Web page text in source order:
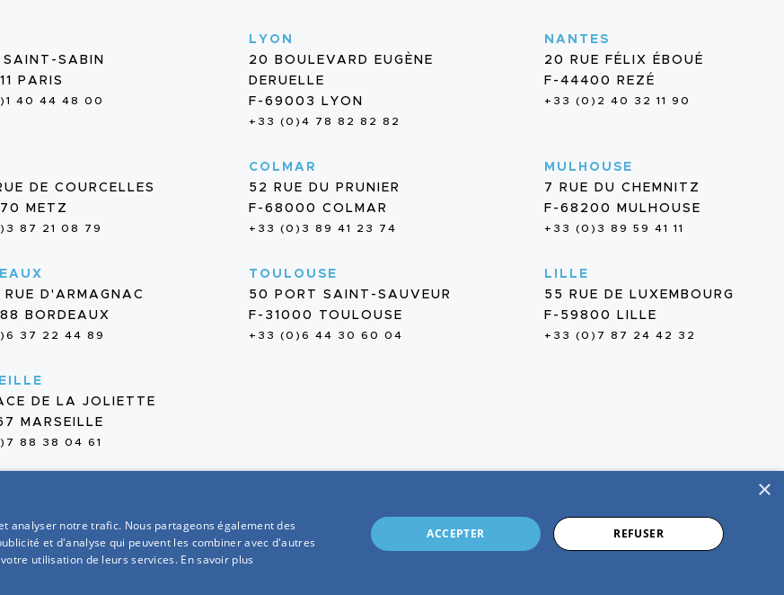
SAINT-SABIN
PARIS
40 44 48 00
LYON
20 BOULEVARD EUGÈNE
DERUELLE
F-69003 LYON
+33 (0)4 78 82 82 82
NANTES
20 RUE FÉLIX ÉBOUÉ
F-44400 REZÉ
+33 (0)2 40 32 11 90
DE COURCELLES
METZ
87 21 08 79
COLMAR
52 RUE DU PRUNIER
F-68000 COLMAR
+33 (0)3 89 41 23 74
MULHOUSE
7 RUE DU CHEMNITZ
F-68200 MULHOUSE
+33 (0)3 89 59 41 11
D'ARMAGNAC
BORDEAUX
37 22 44 89
TOULOUSE
50 PORT SAINT-SAUVEUR
F-31000 TOULOUSE
+33 (0)6 44 30 60 04
LILLE
55 RUE DE LUXEMBOURG
F-59800 LILLE
+33 (0)7 87 24 42 32
DE LA JOLIETTE
MARSEILLE
88 38 04 61
×
analyser notre trafic. Nous partageons également des
et d'analyse qui peuvent les combiner avec d'autres
utilisation de leurs services. En savoir plus
ACCEPTER REFUSER